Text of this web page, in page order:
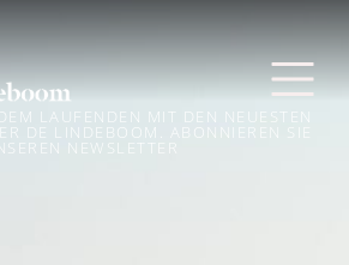
LAUFENDEN MIT DEN NEUESTEN
DE LINDEBOOM. ABONNIEREN SIE
NEWSLETTER